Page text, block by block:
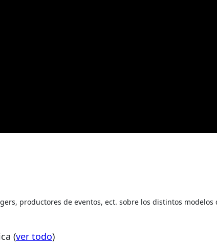
productores de eventos, ect. sobre los distintos modelos
(ver todo)